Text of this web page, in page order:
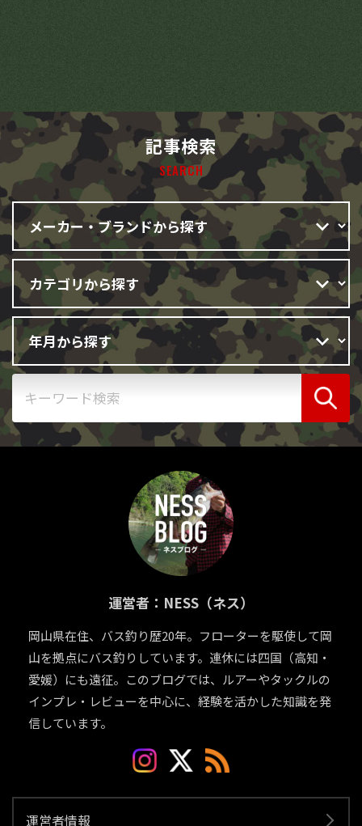
記事検索
SEARCH
運営者：NESS（ネス）
岡山県在住、バス釣り歴20年。フローターを駆使して岡
山を拠点にバス釣りしています。連休には四国（高知・
愛媛）にも遠征。このブログでは、ルアーやタックルの
インプレ・レビューを中心に、経験を活かした知識を発
信しています。
運営者情報